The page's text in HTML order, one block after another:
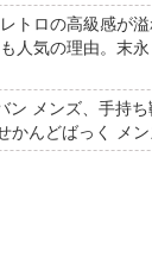
ロの高級感が溢
人気の理由。末
メンズ、手持
かんどばっく メ